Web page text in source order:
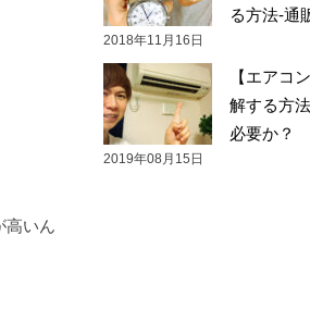
高いん
る方法-通
2018年11月16日
【エアコ
解する方
必要か？
2019年08月15日